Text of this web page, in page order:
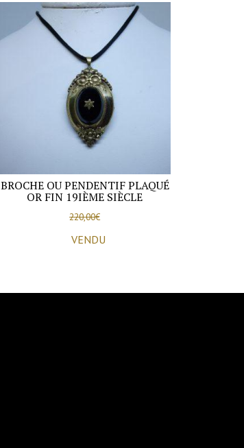
BROCHE OU PENDENTIF PLAQUÉ
OR FIN 19IÈME SIÈCLE
220,00€
VENDU